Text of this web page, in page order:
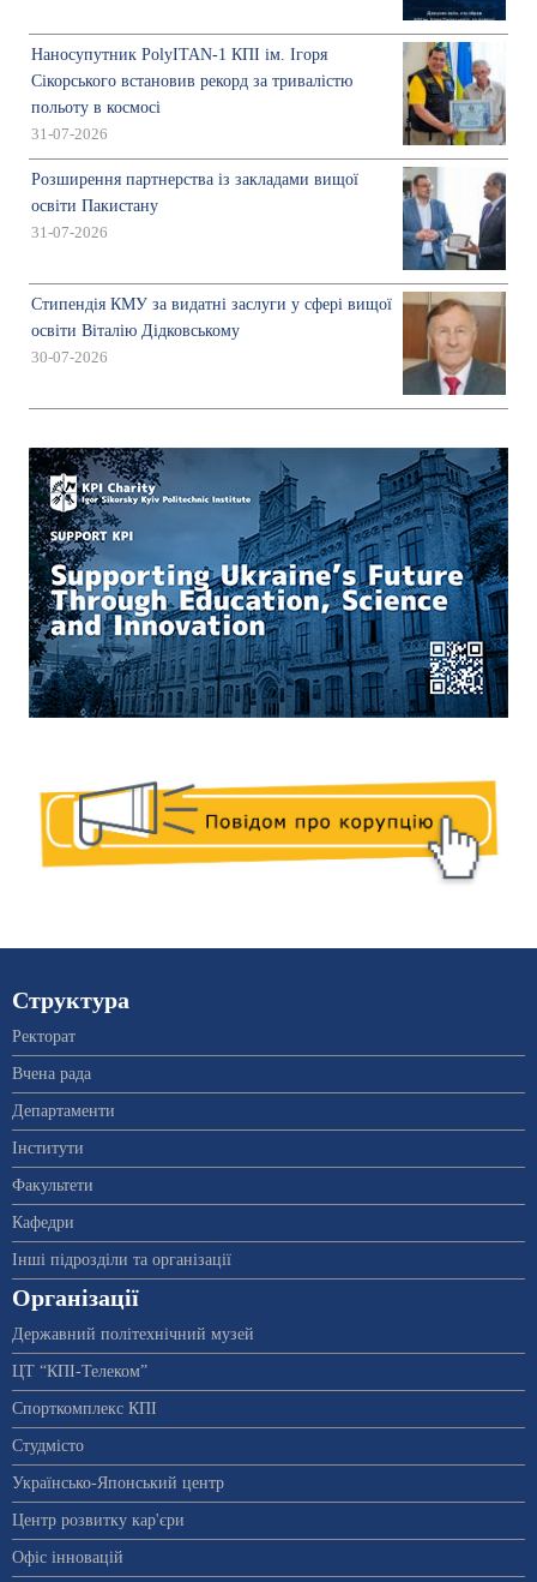
Наносупутник PolyITAN-1 КПІ ім. Ігоря
Сікорського встановив рекорд за тривалістю
польоту в космосі
31-07-2026
Розширення партнерства із закладами вищої
освіти Пакистану
31-07-2026
Стипендія КМУ за видатні заслуги у сфері вищої
освіти Віталію Дідковському
30-07-2026
Структура
Ректорат
Вчена рада
Департаменти
Інститути
Факультети
Кафедри
Інші підрозділи та організації
Організації
Державний політехнічний музей
ЦТ “КПІ-Телеком”
Спорткомплекс КПІ
Студмісто
Українсько-Японський центр
Центр розвитку кар'єри
Офіс інновацій